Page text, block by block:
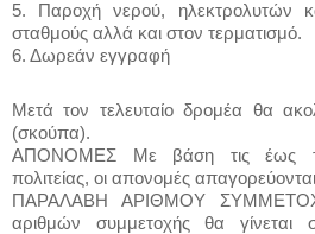
5. Παροχή νερού, ηλεκτρολυτών
σταθμούς αλλά και στον τερματισμό.
6. Δωρεάν εγγραφή
Μετά τον τελευταίο δρομέα θα
(σκούπα).
ΑΠΟΝΟΜΕΣ Με βάση τις έως
πολιτείας, οι απονομές
ΠΑΡΑΛΑΒΗ ΑΡΙΘΜΟΥ
αριθμών συμμετοχής θα γίνεται